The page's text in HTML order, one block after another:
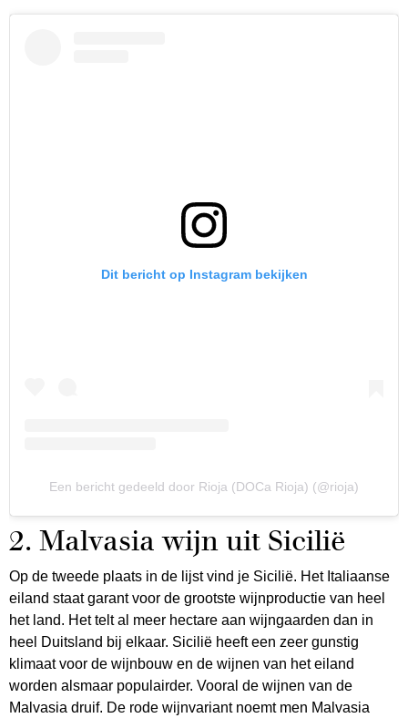
Dit bericht op Instagram bekijken
Een bericht gedeeld door Rioja (DOCa Rioja) (@rioja)
2. Malvasia wijn uit Sicilië
Op de tweede plaats in de lijst vind je Sicilië. Het Italiaanse
eiland staat garant voor de grootste wijnproductie van heel
het land. Het telt al meer hectare aan wijngaarden dan in
heel Duitsland bij elkaar. Sicilië heeft een zeer gunstig
klimaat voor de wijnbouw en de wijnen van het eiland
worden alsmaar populairder. Vooral de wijnen van de
Malvasia druif. De rode wijnvariant noemt men Malvasia